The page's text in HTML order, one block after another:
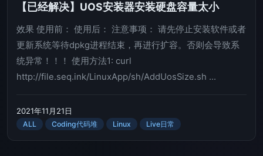
【已经解决】UOS安装器安装硬盘容量太小
效果 使用前： 使用后： 注意事项： 请先停止安装软件或者
更新系统等待dpkg进程结束，再进行扩容。否则会导致系
统异常！！！ 使用方法1: curl
http://file.seq.ink/LinuxApp/sh/AddUosSize.sh ...
2021年11月21日
ALL Coding代码堆 Linux Live日常